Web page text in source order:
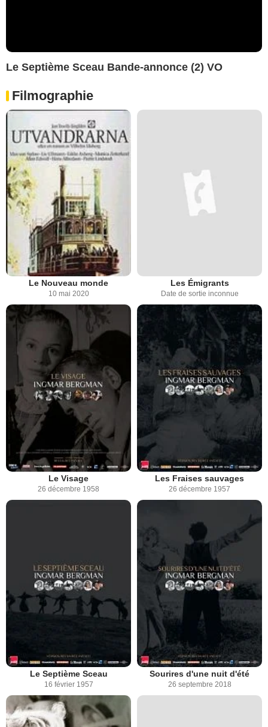
Le Septième Sceau Bande-annonce (2) VO
Filmographie
Le Nouveau monde
10 mai 2020
Les Émigrants
Date de sortie inconnue
Le Visage
26 décembre 1958
Les Fraises sauvages
26 décembre 1957
Le Septième Sceau
16 février 1957
Sourires d'une nuit d'été
26 septembre 2018